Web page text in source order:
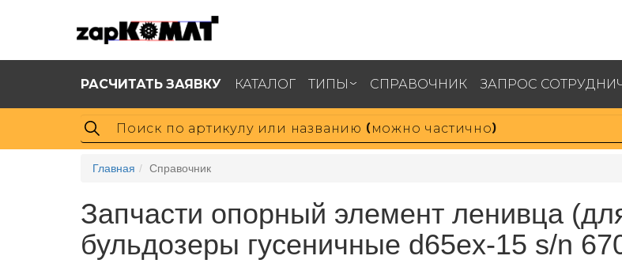
РАСЧИТАТЬ ЗАЯВКУ КАТАЛОГ ТИПЫ СПРАВОЧНИК ЗАПРОС
Главная Справочник
Запчасти опорный элемент ленивца
бульдозеры гусеничные d65ex-15 s/n